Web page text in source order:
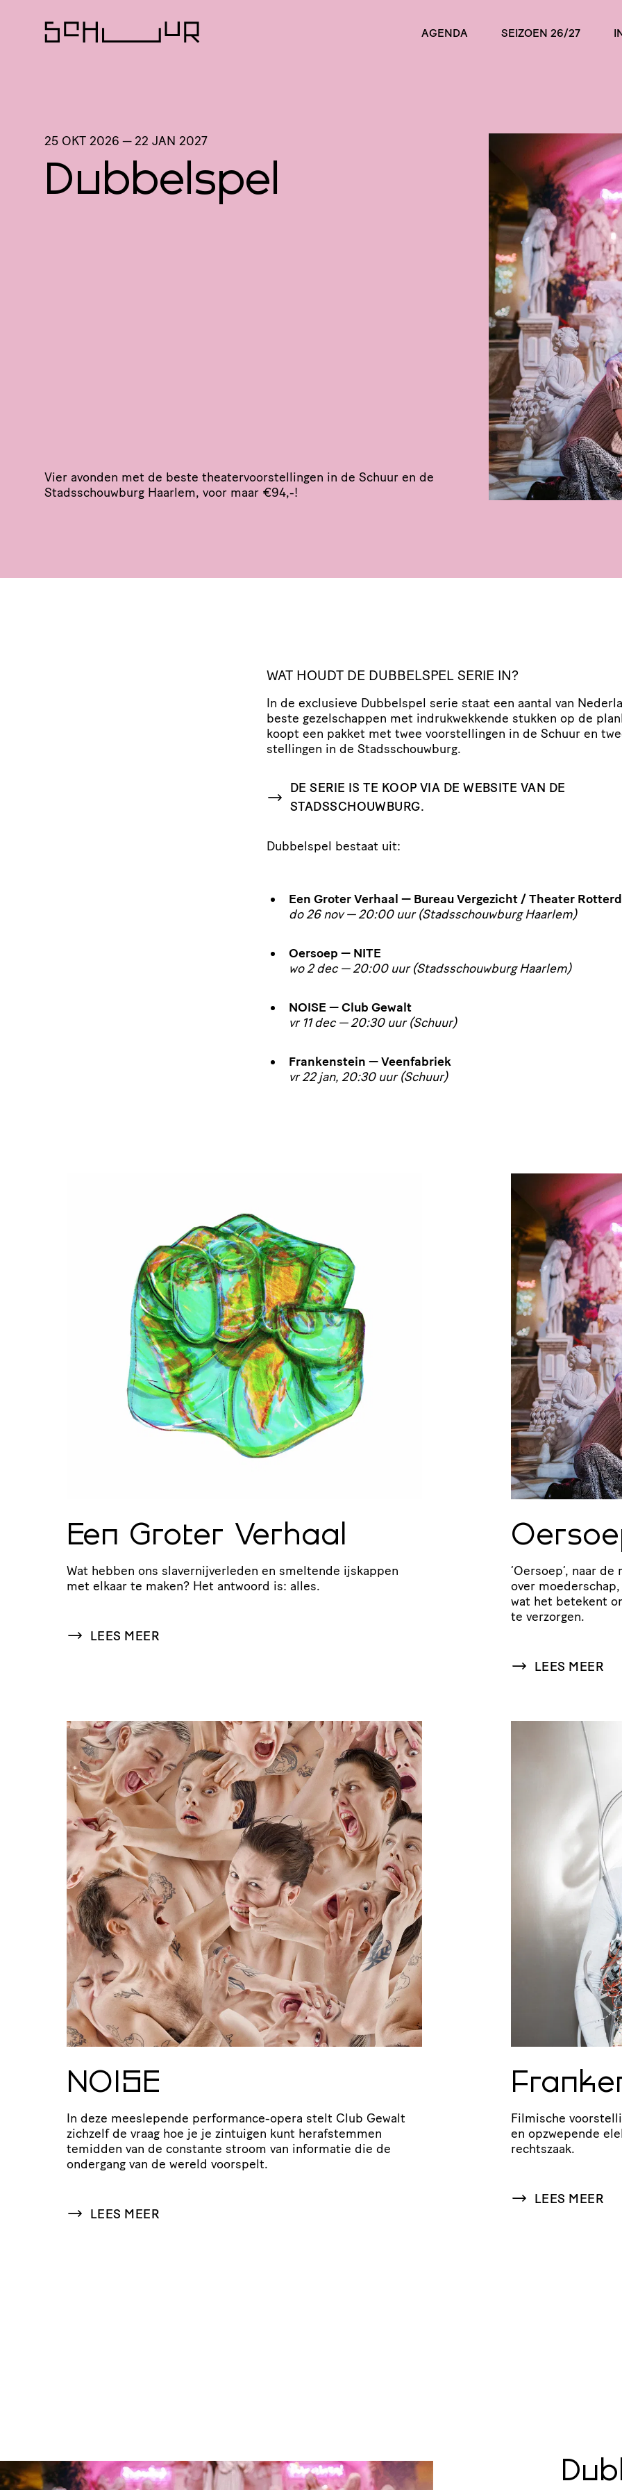
AGENDA SEIZOEN 26/27
25 OKT 2026 —22 JAN 2027
Dubbelspel
Vier avonden met de beste thea­ter­voor­stel­lingen in de Schuur en de
Stads­schouw­burg Haarlem, voor maar €94,-!
WAT HOUDT DE DUBBELSPEL SERIE IN?
In de exclusieve Dubbelspel serie staat een aantal van
beste gezel­schappen met indruk­wek­kende stukken op de
koopt een pakket met twee voor­stel­lingen in de Schuur en
stel­lingen in de Stadsschouwburg.
DE SERIE IS TE KOOP VIA DE WEBSITE VAN DE
STADSSCHOUWBURG.
Dubbelspel bestaat uit:
Een Groter Verhaal — Bureau Vergezicht / Theater
do 26 nov — 20:00 uur (Stads­schouw­burg Haarlem)
Oersoep — NITE
wo 2 dec — 20:00 uur (Stads­schouw­burg Haarlem)
NOISE — Club Gewalt
vr 11 dec — 20:30 uur (Schuur)
Fran­ken­stein — Veenfabriek
vr 22 jan, 20:30 uur (Schuur)
Een Groter Verhaal
Wat hebben ons slaver­nij­ver­leden en smeltende ijskappen
met elkaar te maken? Het antwoord is: alles.
LEES MEER
‘Oersoep’, naar
over
wat het betekent
te verzorgen.
LEES MEER
NOISE
In deze meeslepende performance-opera stelt Club Gewalt
zichzelf de vraag hoe je je zintuigen kunt heraf­stemmen
temidden van de constante stroom van informatie die de
ondergang van de wereld voorspelt.
LEES MEER
Filmische
en opzwepende
rechtszaak.
LEES MEER